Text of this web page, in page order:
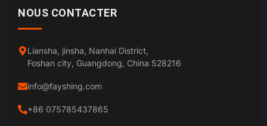
NOUS CONTACTER
Liansha, jinsha, Nanhai District,
Foshan city, Guangdong, China 528216
info@fayshing.com
+86 075785437865